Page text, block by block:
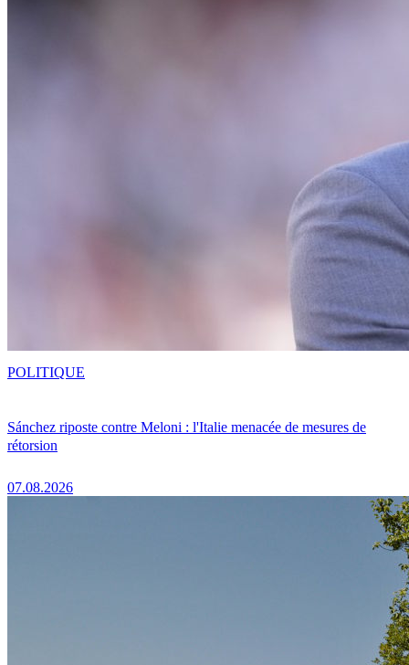
Sánchez riposte contre Meloni : l'Italie menacée de mesures de
rétorsion
07.08.2026
POLITIQUE